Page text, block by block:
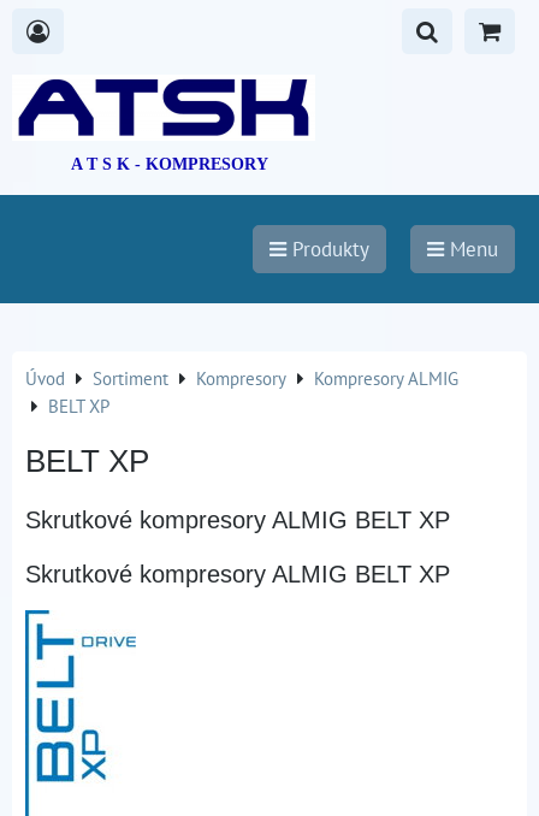
A T S K - KOMPRESORY
Produkty Menu
Úvod Sortiment Kompresory
Kompresory ALMIG
BELT XP
BELT XP
Skrutkové kompresory ALMIG BELT XP
Skrutkové kompresory ALMIG BELT XP